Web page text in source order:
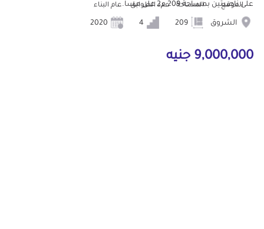
على ناصيتين بمساحة 209 م2 على مسا...
الموقع
الشروق
المساحة عدد الطوابق عام البناء
9,000,000 جنيه